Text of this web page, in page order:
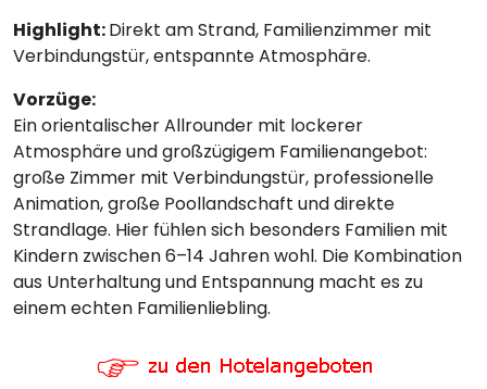
Highlight:Direkt am Strand, Familienzimmer mit
Verbindungstür, entspannte Atmosphäre.
Vorzüge:
Ein orientalischer Allrounder mit lockerer
Atmosphäre und großzügigem Familienangebot:
große Zimmer mit Verbindungstür, professionelle
Animation, große Poollandschaft und direkte
Strandlage. Hier fühlen sich besonders Familien mit
Kindern zwischen 6–14 Jahren wohl. Die Kombination
aus Unterhaltung und Entspannung macht es zu
einem echten Familienliebling.